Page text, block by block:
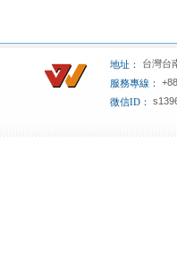
地址：
台灣台
服務專線：
微信ID：